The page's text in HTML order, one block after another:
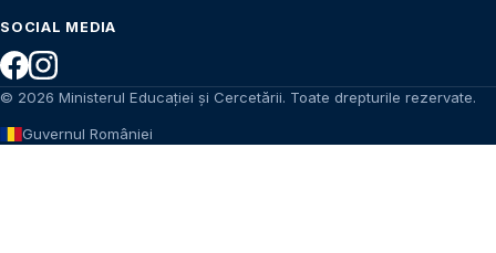
SOCIAL MEDIA
© 2026 Ministerul Educației și Cercetării. Toate drepturile rezervate.
Guvernul României